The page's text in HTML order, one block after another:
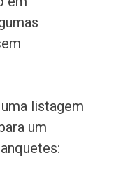
listagem
um